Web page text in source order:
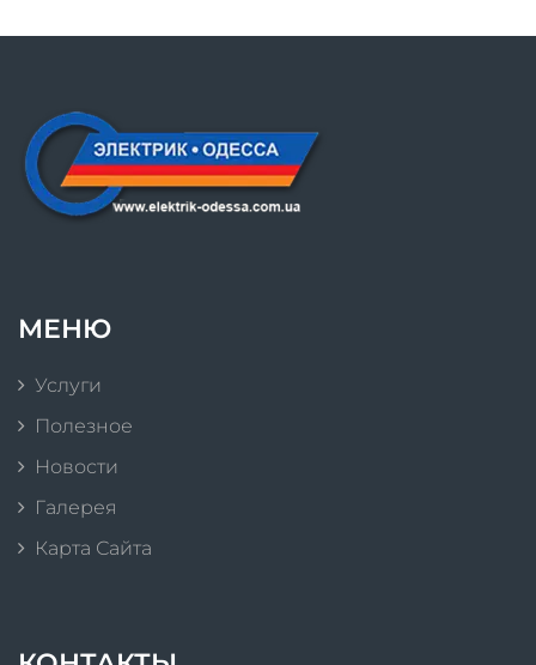
МЕНЮ
Услуги
Полезное
Новости
Галерея
Карта Сайта